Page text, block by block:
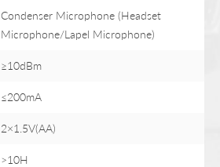
Condenser Microphone (Headset
Microphone/Lapel Microphone)
≥10dBm
≤200mA
2×1.5V(AA)
>10H